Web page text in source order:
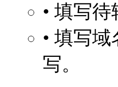
• 填写
• 填写
写。